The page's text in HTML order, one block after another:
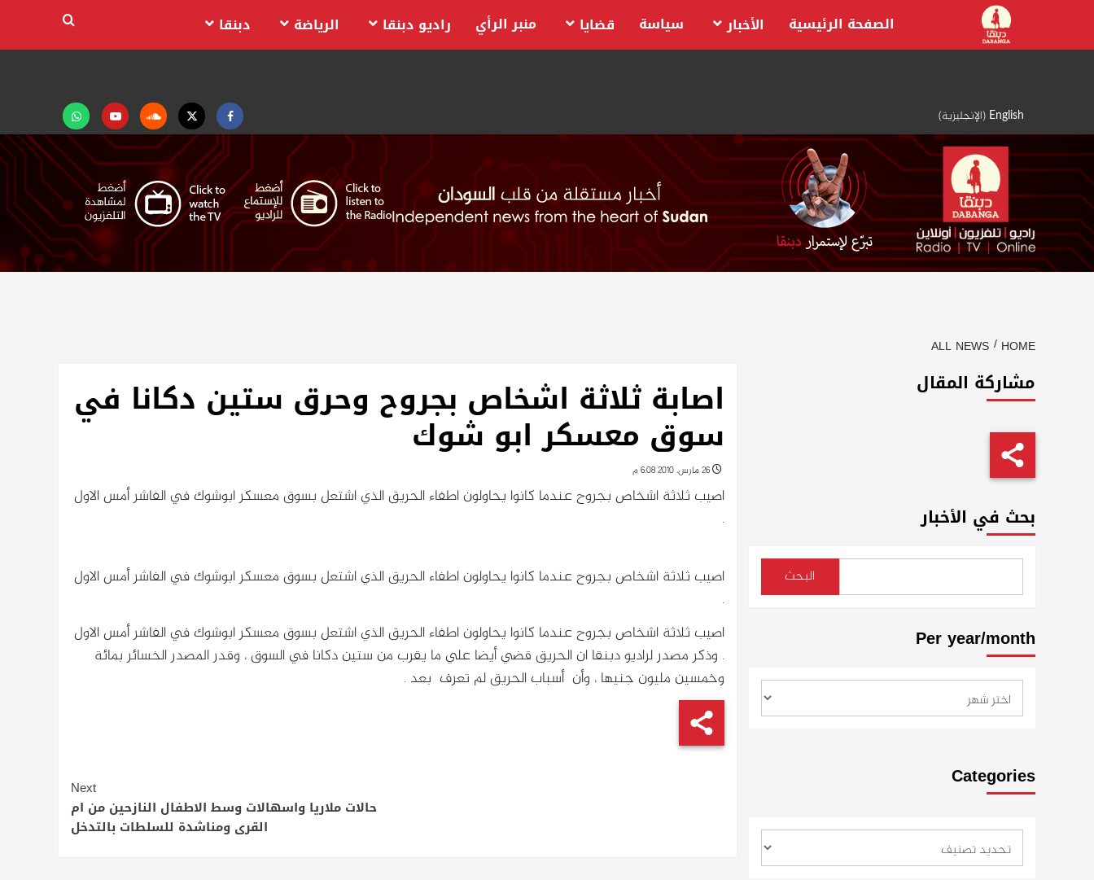
content
English
(الإنجليزية)
Facebook
Twitter
Soundcloud
Youtubeتابعنا
على
واتساب
الصفحة الرئيسية الأخبار سياسة قضايا منبر الرأي راديو دبنقا الرياضة دبنقا
HOME
ALL NEWS
اصابة ثلاثة اشخاص بجروح وحرق ستين دكانا في
سوق معسكر ابو شوك
26 مارس، 2010 6:08 م
اصيب ثلاثة اشخاص بجروح عندما كانوا يحاولون اطفاء الحريق الذي اشتعل بسوق معسكر ابوشوك في الفاشر أمس الاول
.
اصيب ثلاثة اشخاص بجروح عندما كانوا يحاولون اطفاء الحريق الذي اشتعل بسوق معسكر ابوشوك في الفاشر أمس الاول
.
اصيب ثلاثة اشخاص بجروح عندما كانوا يحاولون اطفاء الحريق الذي اشتعل بسوق معسكر ابوشوك في الفاشر أمس الاول
. وذكر مصدر لراديو دبنقا ان الحريق قضي أيضا علي ما يقرب من ستين دكانا في السوق ، وقدر المصدر الخسائر بمائة
وخمسين مليون جنيها ، وأن أسباب الحريق لم تعرف بعد .
Next
حالات ملاريا واسهالات وسط الاطفال النازحين من ام
القرى ومناشدة للسلطات بالتدخل
مشاركة المقال
بحث في الأخبار
البحث
Per year/month
Categories